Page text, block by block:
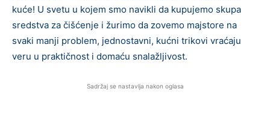
kuće! U svetu u kojem smo navikli da kupujemo skupa
sredstva za čišćenje i žurimo da zovemo majstore na
svaki manji problem, jednostavni, kućni trikovi vraćaju
veru u praktičnost i domaću snalažljivost.
Sadržaj se nastavlja nakon oglasa